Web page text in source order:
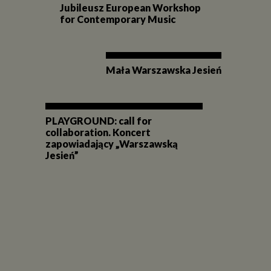
Jubileusz European Workshop
for Contemporary Music
Mała Warszawska Jesień
PLAYGROUND: call for
collaboration. Koncert
zapowiadający „Warszawską
Jesień”